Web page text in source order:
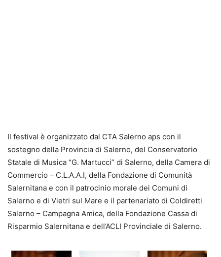
Il festival è organizzato dal CTA Salerno aps con il
sostegno della Provincia di Salerno, del Conservatorio
Statale di Musica “G. Martucci” di Salerno, della Camera di
Commercio – C.L.A.A.I, della Fondazione di Comunità
Salernitana e con il patrocinio morale dei Comuni di
Salerno e di Vietri sul Mare e il partenariato di Coldiretti
Salerno – Campagna Amica, della Fondazione Cassa di
Risparmio Salernitana e dell’ACLI Provinciale di Salerno.